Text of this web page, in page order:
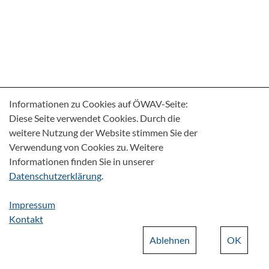
Informationen zu Cookies auf ÖWAV-Seite:
Diese Seite verwendet Cookies. Durch die
weitere Nutzung der Website stimmen Sie der
Verwendung von Cookies zu. Weitere
Informationen finden Sie in unserer
Datenschutzerklärung.
Impressum
Kontakt
OK
Ablehnen